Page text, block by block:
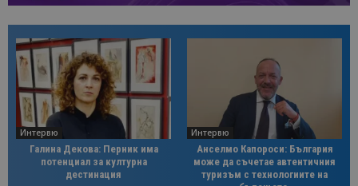
Интервю
Галина Декова: Перник има
потенциал за културна
дестинация
Интервю
Анселмо Капороси: България
може да съчетае автентичния
туризъм с технологиите на